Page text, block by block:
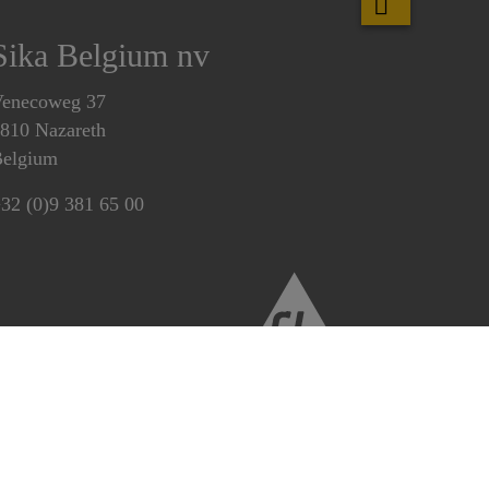
Belgium nv
37
Nazareth
(0)9 381 65 00